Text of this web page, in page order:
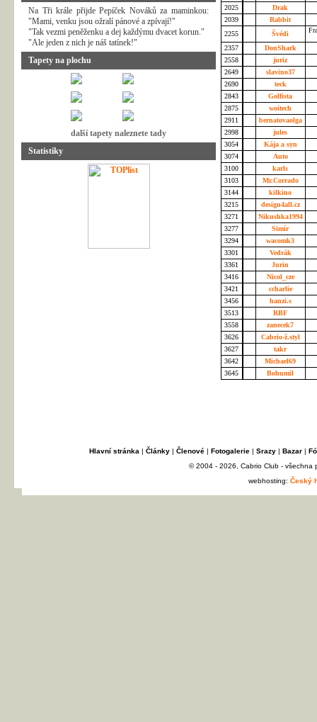
Na Tři krále přijde Pepíček Nováků za maminkou:
"Mami, venku jsou ožralí pánové a zpívají!"
"Tak vezmi peněženku a dej každýmu dvacet korun."
"Ale jeden z nich je náš tatínek!"
Tapety na plochu
další tapety naleznete tady
Statistiky
2025
Drak
2039
Rabbit
2255
Švédi
2357
DonShark
2558
juriz
2649
slavino37
2690
teck
2843
Golfista
2875
woitech
2911
bernatovaolga
2998
jules
3054
Kája a syn
3074
Auto
3100
karls
3103
Mr.Corrado
3144
kilkino
3215
design4all.cz
3271
Nikushka1994
3277
Simír
3294
wacomk3
3301
Vedrák
3361
Jurin
3416
Nicol_cze
3421
ccharlie
3456
hanzi.s
3513
RBF
3558
zanecek7
3626
Cabrio-ž.styl
3627
takr
3642
Michael69
3645
Bohumil
Hlavní stránka | Články| Členové| Fotogalerie| Srazy| Bazar|
© 2004 - 2026, Cabrio Club - všechna
webhosting: Český